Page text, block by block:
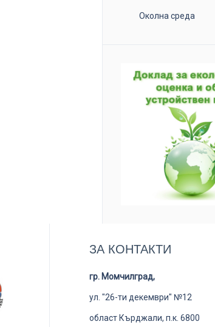
Околна среда
ЗА КОНТАКТИ
гр. Момчилград,
ул. "26-ти декември" №12
област Кърджали, п.к. 6800